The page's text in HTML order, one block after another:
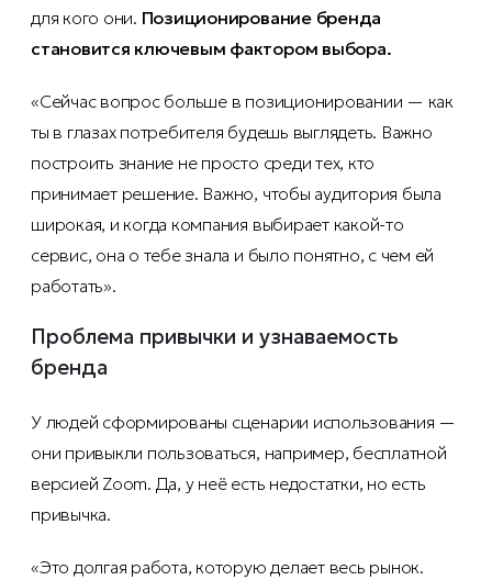
для кого они. Позиционирование бренда
становится ключевым фактором выбора.
«Сейчас вопрос больше в позиционировании — как
ты в глазах потребителя будешь выглядеть. Важно
построить знание не просто среди тех, кто
принимает решение. Важно, чтобы аудитория была
широкая, и когда компания выбирает какой-то
сервис, она о тебе знала и было понятно, с чем ей
работать».
Проблема привычки и узнаваемость
бренда
У людей сформированы сценарии использования —
они привыкли пользоваться, например, бесплатной
версией Zoom. Да, у неё есть недостатки, но есть
привычка.
«Это долгая работа, которую делает весь рынок.